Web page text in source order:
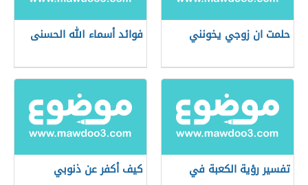
حلمت ان زوجي يخونني فوائد أسماء الله الحسنى
تفسير رؤية الكعبة في
كيف أكفر عن ذنوبي